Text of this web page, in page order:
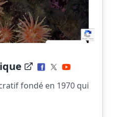
fondé en 1970 qui